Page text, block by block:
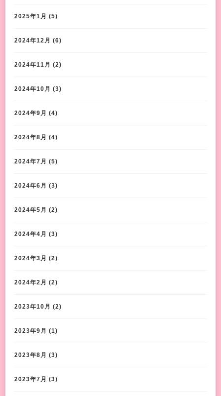
2025年1月 (5)
2024年12月 (6)
2024年11月 (2)
2024年10月 (3)
2024年9月 (4)
2024年8月 (4)
2024年7月 (5)
2024年6月 (3)
2024年5月 (2)
2024年4月 (3)
2024年3月 (2)
2024年2月 (2)
2023年10月 (2)
2023年9月 (1)
2023年8月 (3)
2023年7月 (3)